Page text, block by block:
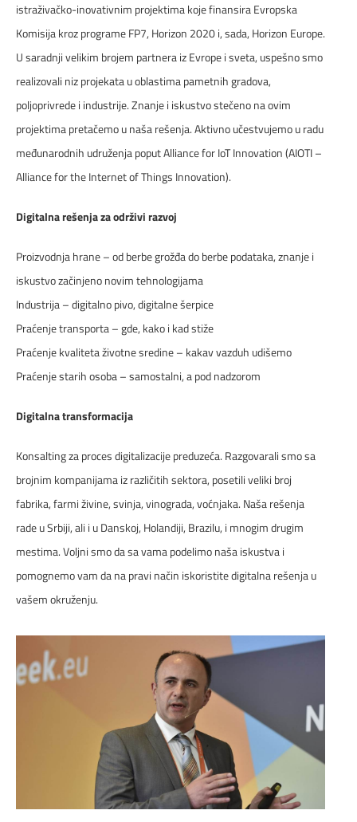
istraživačko-inovativnim projektima koje finansira Evropska
Komisija kroz programe FP7, Horizon 2020 i, sada, Horizon Europe.
U saradnji velikim brojem partnera iz Evrope i sveta, uspešno smo
realizovali niz projekata u oblastima pametnih gradova,
poljoprivrede i industrije. Znanje i iskustvo stečeno na ovim
projektima pretačemo u naša rešenja. Aktivno učestvujemo u radu
međunarodnih udruženja poput Alliance for IoT Innovation (AIOTI –
Alliance for the Internet of Things Innovation).
Digitalna rešenja za održivi razvoj
Proizvodnja hrane – od berbe grožđa do berbe podataka, znanje i
iskustvo začinjeno novim tehnologijama
Industrija – digitalno pivo, digitalne šerpice
Praćenje transporta – gde, kako i kad stiže
Praćenje kvaliteta životne sredine – kakav vazduh udišemo
Praćenje starih osoba – samostalni, a pod nadzorom
Digitalna transformacija
Konsalting za proces digitalizacije preduzeća. Razgovarali smo sa
brojnim kompanijama iz različitih sektora, posetili veliki broj
fabrika, farmi živine, svinja, vinograda, voćnjaka. Naša rešenja
rade u Srbiji, ali i u Danskoj, Holandiji, Brazilu, i mnogim drugim
mestima. Voljni smo da sa vama podelimo naša iskustva i
pomognemo vam da na pravi način iskoristite digitalna rešenja u
vašem okruženju.